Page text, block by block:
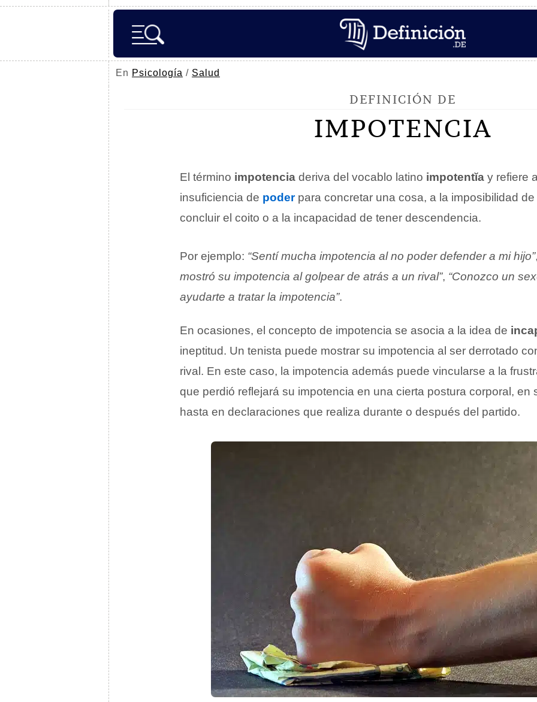
En Psicología / Salud
DEFINICIÓN DE
IMPOTENCIA
El término impotencia deriva del vocablo latino impotentĭa y refiere
insuficiencia de poderpara concretar una cosa, a la imposibilidad
concluir el coito o a la incapacidad de tener descendencia.
Por ejemplo: “Sentí mucha impotencia al no poder defender a mi hijo”
mostró su impotencia al golpear de atrás a un rival”, “Conozco un
ayudarte a tratar la impotencia”.
En ocasiones, el concepto de impotencia se asocia a la idea de
ineptitud. Un tenista puede mostrar su impotencia al ser derrotado
rival. En este caso, la impotencia además puede vincularse a la
que perdió reflejará su impotencia en una cierta postura corporal, en
hasta en declaraciones que realiza durante o después del partido.